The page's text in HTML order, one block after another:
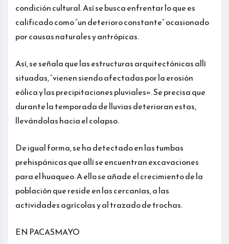
condición cultural. Así se busca enfrentar lo que es
calificado como “un deterioro constante” ocasionado
por causas naturales y antrópicas.
Así, se señala que las estructuras arquitectónicas allí
situadas, “vienen siendo afectadas por la erosión
eólica y las precipitaciones pluviales». Se precisa que
durante la temporada de lluvias deterioran estas,
llevándolas hacia el colapso.
De igual forma, se ha detectado en las tumbas
prehispánicas que allí se encuentran excavaciones
para el huaqueo. A ello se añade el crecimiento de la
población que reside en las cercanías, a las
actividades agrícolas y al trazado de trochas.
EN PACASMAYO